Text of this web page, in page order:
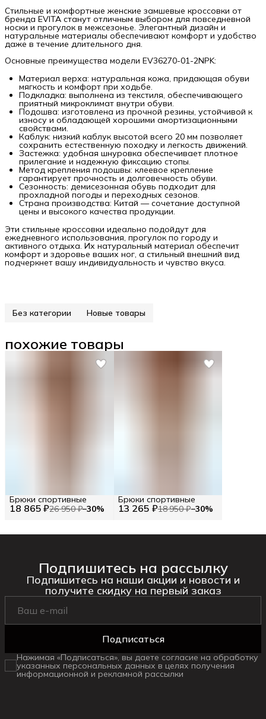
Стильные и комфортные женские замшевые кроссовки от
бренда EVITA станут отличным выбором для повседневной
носки и прогулок в межсезонье. Элегантный дизайн и
натуральные материалы обеспечивают комфорт и удобство
даже в течение длительного дня.
Основные преимущества модели EV36270-01-2NPK:
Материал верха: натуральная кожа, придающая обуви
мягкость и комфорт при ходьбе.
Подкладка: выполнена из текстиля, обеспечивающего
приятный микроклимат внутри обуви.
Подошва: изготовлена из прочной резины, устойчивой к
износу и обладающей хорошими амортизационными
свойствами.
Каблук: низкий каблук высотой всего 20 мм позволяет
сохранить естественную походку и легкость движений.
Застежка: удобная шнуровка обеспечивает плотное
прилегание и надежную фиксацию стопы.
Метод крепления подошвы: клеевое крепление
гарантирует прочность и долговечность обуви.
Сезонность: демисезонная обувь подходит для
прохладной погоды и переходных сезонов.
Страна производства: Китай — сочетание доступной
цены и высокого качества продукции.
Эти стильные кроссовки идеально подойдут для
ежедневного использования, прогулок по городу и
активного отдыха. Их натуральный материал обеспечит
комфорт и здоровье ваших ног, а стильный внешний вид
подчеркнет вашу индивидуальность и чувство вкуса.
Без категории Новые товары
похожие товары
18 865 ₽26 950 ₽−30%
Брюки спортивные
13 265 ₽18 950 ₽−30%
Брюки спортивные
Подпишитесь на рассылку
Подпишитесь на наши акции и новости и
получите скидку на первый заказ
Подписаться
Нажимая «Подписаться», вы даете согласие на обработку
указанных персональных данных в целях получения
информационной и рекламной рассылки